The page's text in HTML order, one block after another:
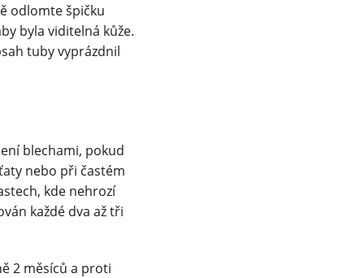
odlomte špičku
byla viditelná kůže.
tuby vyprázdnil
blechami, pokud
nebo při častém
kde nehrozí
každé dva až tři
2 měsíců a proti